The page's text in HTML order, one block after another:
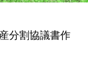
分割協議書作